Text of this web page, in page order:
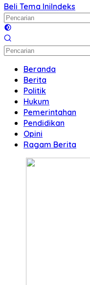
Beli Tema IniIndeks
Beranda
Berita
Politik
Hukum
Pemerintahan
Pendidikan
Opini
Ragam Berita